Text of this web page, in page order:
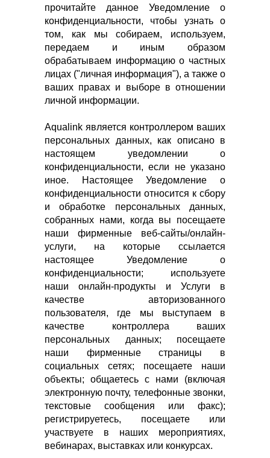
прочитайте данное Уведомление о
конфиденциальности, чтобы узнать о
том, как мы собираем, используем,
передаем и иным образом
обрабатываем информацию о частных
лицах ("личная информация"), а также о
ваших правах и выборе в отношении
личной информации.
Aqualink является контроллером ваших
персональных данных, как описано в
настоящем уведомлении о
конфиденциальности, если не указано
иное. Настоящее Уведомление о
конфиденциальности относится к сбору
и обработке персональных данных,
собранных нами, когда вы посещаете
наши фирменные веб-сайты/онлайн-
услуги, на которые ссылается
настоящее Уведомление о
конфиденциальности; используете
наши онлайн-продукты и Услуги в
качестве авторизованного
пользователя, где мы выступаем в
качестве контроллера ваших
персональных данных; посещаете
наши фирменные страницы в
социальных сетях; посещаете наши
объекты; общаетесь с нами (включая
электронную почту, телефонные звонки,
текстовые сообщения или факс);
регистрируетесь, посещаете или
участвуете в наших мероприятиях,
вебинарах, выставках или конкурсах.